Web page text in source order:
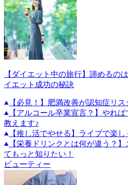
【ダイエット中の旅行】諦めるの
イエット成功の秘訣
【必見！】肥満改善が認知症リ
【アルコール卒業宣言？】やれ
教えます♪
【推し活でやせる】ライブで楽
【栄養ドリンクとは何が違う？
てもっと知りたい！
ビューティー